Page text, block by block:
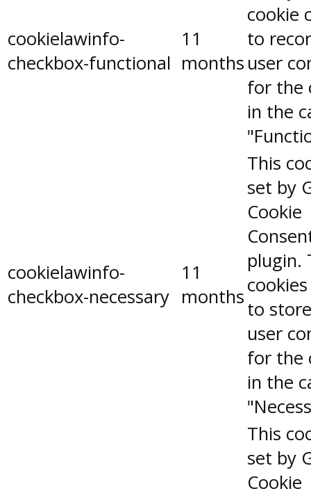
cookielawinfo-
checkbox-functional
11
months
cookie
to
user
for the
in the
cookielawinfo-
checkbox-necessary
11
months
This
set by
Cookie
plugin.
to
user
for the
in the
This
set by
Cookie